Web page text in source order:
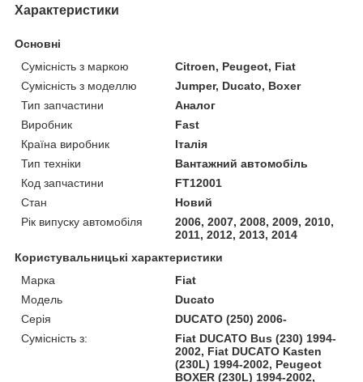
Характеристики
Основні
Сумісність з маркою
Citroen, Peugeot, Fiat
Сумісність з моделлю
Jumper, Ducato, Boxer
Тип запчастини
Аналог
Виробник
Fast
Країна виробник
Італія
Тип техніки
Вантажний автомобіль
Код запчастини
FT12001
Стан
Новий
Рік випуску автомобіля
2006, 2007, 2008, 2009, 2010,
2011, 2012, 2013, 2014
Користувальницькі характеристики
Марка
Fiat
Модель
Ducato
Серія
DUCATO (250) 2006-
Сумісність з:
Fiat DUCATO Bus (230) 1994-
2002, Fiat DUCATO Kasten
(230L) 1994-2002, Peugeot
BOXER (230L) 1994-2002,